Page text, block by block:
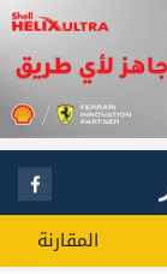
المقارنة